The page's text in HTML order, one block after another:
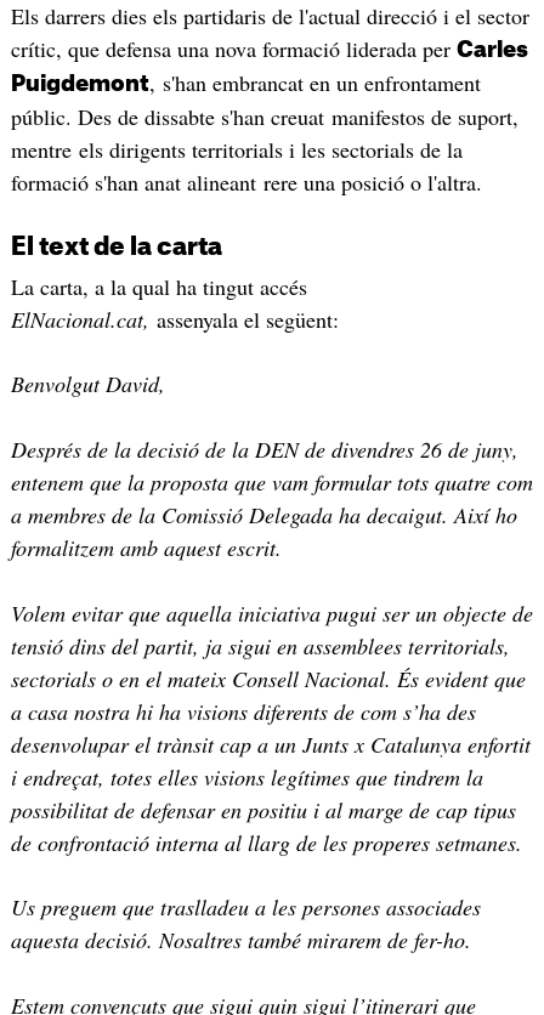
Els darrers dies els partidaris de l'actual direcció i el sector
crític, que defensa una nova formació liderada per Carles
Puigdemont, s'han embrancat en un enfrontament
públic. Des de dissabte s'han creuat manifestos de suport,
mentre els dirigents territorials i les sectorials de la
formació s'han anat alineant rere una posició o l'altra.
El text de la carta
La carta, a la qual ha tingut accés
ElNacional.cat, assenyala el següent:
Benvolgut David,
Després de la decisió de la DEN de divendres 26 de juny,
entenem que la proposta que vam formular tots quatre com
a membres de la Comissió Delegada ha decaigut. Així ho
formalitzem amb aquest escrit.
Volem evitar que aquella iniciativa pugui ser un objecte de
tensió dins del partit, ja sigui en assemblees territorials,
sectorials o en el mateix Consell Nacional. És evident que
a casa nostra hi ha visions diferents de com s’ha des
desenvolupar el trànsit cap a un Junts x Catalunya enfortit
i endreçat, totes elles visions legítimes que tindrem la
possibilitat de defensar en positiu i al marge de cap tipus
de confrontació interna al llarg de les properes setmanes.
Us preguem que traslladeu a les persones associades
aquesta decisió. Nosaltres també mirarem de fer-ho.
Estem convençuts que sigui quin sigui l’itinerari que